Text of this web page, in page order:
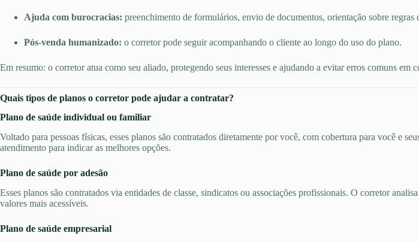
Ajuda com burocracias: preenchimento de formulários, envio de documentos, orientação sobre regras
Pós-venda humanizado: o corretor pode seguir acompanhando o cliente ao longo do uso do plano.
Em resumo: o corretor atua como seu aliado, protegendo seus interesses e ajudando a evitar erros comuns em
Quais tipos de planos o corretor pode ajudar a contratar?
Plano de saúde individual ou familiar
Voltado para pessoas físicas, esses planos são contratados diretamente por você, com cobertura para você e
atendimento para indicar as melhores opções.
Plano de saúde por adesão
Esses planos são contratados via entidades de classe, sindicatos ou associações profissionais. O corretor
valores mais acessíveis.
Plano de saúde empresarial